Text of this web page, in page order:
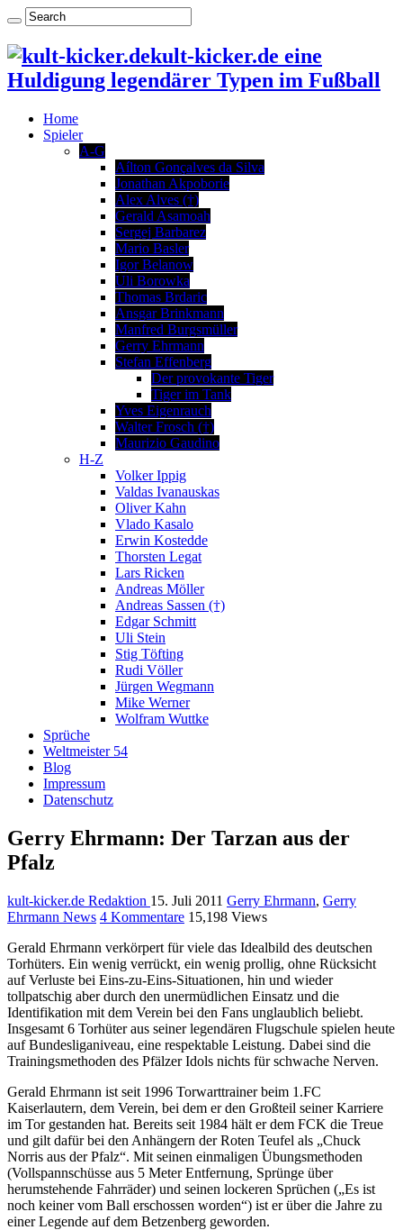
kult-kicker.de eine
Huldigung legendärer Typen im Fußball
Home
Spieler
A-G
Aílton Gonçalves da Silva
Jonathan Akpoborie
Alex Alves (†)
Gerald Asamoah
Sergej Barbarez
Mario Basler
Igor Belanow
Uli Borowka
Thomas Brdaric
Ansgar Brinkmann
Manfred Burgsmüller
Gerry Ehrmann
Stefan Effenberg
Der provokante Tiger
Tiger im Tank
Yves Eigenrauch
Walter Frosch (†)
Maurizio Gaudino
H-Z
Volker Ippig
Valdas Ivanauskas
Oliver Kahn
Vlado Kasalo
Erwin Kostedde
Thorsten Legat
Lars Ricken
Andreas Möller
Andreas Sassen (†)
Edgar Schmitt
Uli Stein
Stig Töfting
Rudi Völler
Jürgen Wegmann
Mike Werner
Wolfram Wuttke
Sprüche
Weltmeister 54
Blog
Impressum
Datenschutz
Gerry Ehrmann: Der Tarzan aus der
Pfalz
kult-kicker.de Redaktion 15. Juli 2011 Gerry Ehrmann, Gerry
Ehrmann News 4 Kommentare 15,198 Views
Gerald Ehrmann verkörpert für viele das Idealbild des deutschen
Torhüters. Ein wenig verrückt, ein wenig prollig, ohne Rücksicht
auf Verluste bei Eins-zu-Eins-Situationen, hin und wieder
tollpatschig aber durch den unermüdlichen Einsatz und die
Identifikation mit dem Verein bei den Fans unglaublich beliebt.
Insgesamt 6 Torhüter aus seiner legendären Flugschule spielen heute
auf Bundesliganiveau, eine respektable Leistung. Dabei sind die
Trainingsmethoden des Pfälzer Idols nichts für schwache Nerven.
Gerald Ehrmann ist seit 1996 Torwarttrainer beim 1.FC
Kaiserlautern, dem Verein, bei dem er den Großteil seiner Karriere
im Tor gestanden hat. Bereits seit 1984 hält er dem FCK die Treue
und gilt dafür bei den Anhängern der Roten Teufel als „Chuck
Norris aus der Pfalz“. Mit seinen einmaligen Übungsmethoden
(Vollspannschüsse aus 5 Meter Entfernung, Sprünge über
herumstehende Fahrräder) und seinen lockeren Sprüchen („Es ist
noch keiner vom Ball erschossen worden“) ist er über die Jahre zu
einer Legende auf dem Betzenberg geworden.